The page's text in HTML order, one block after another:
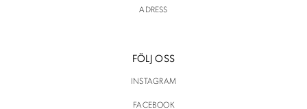
ADRESS
FÖLJ OSS
INSTAGRAM
FACEBOOK